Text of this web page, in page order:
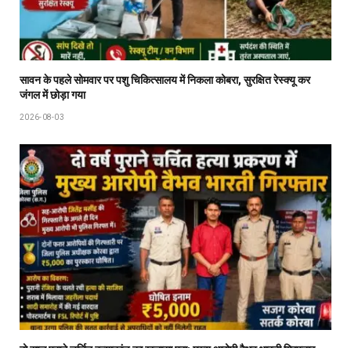
सावन के पहले सोमवार पर पशु चिकित्सालय में निकला कोबरा, सुरक्षित रेस्क्यू कर
जंगल में छोड़ा गया
2026-08-03